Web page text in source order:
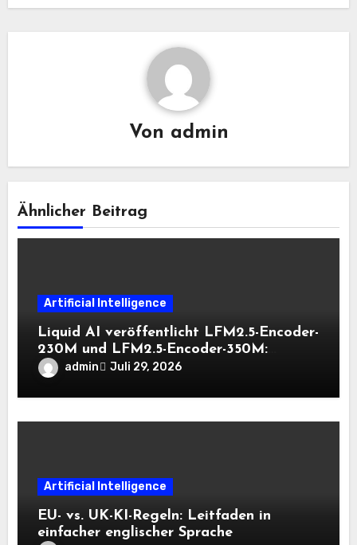
Von admin
Ähnlicher Beitrag
Artificial Intelligence
Liquid AI veröffentlicht LFM2.5-Encoder-
230M und LFM2.5-Encoder-350M:
Bidirektionale Encoder, die bei 8K-
Kontext auf der CPU schnell bleiben
admin Juli 29, 2026
Artificial Intelligence
EU- vs. UK-KI-Regeln: Leitfaden in
einfacher englischer Sprache